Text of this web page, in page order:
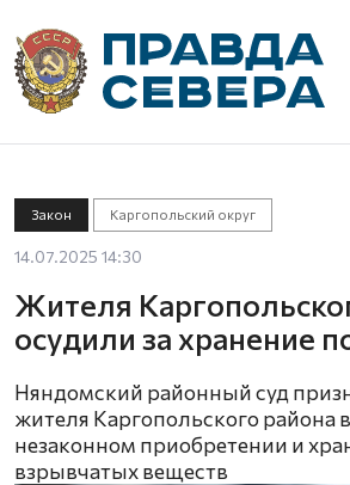
Закон Каргопольский округ
14.07.2025 14:30
Жителя
осудили за хранение
Няндомский районный суд
жителя Каргопольского района
незаконном приобретении и
взрывчатых веществ